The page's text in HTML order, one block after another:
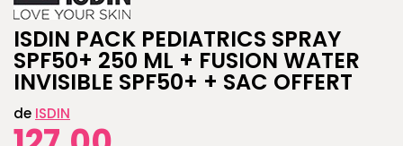
ISDIN PACK PEDIATRICS SPRAY
SPF50+ 250 ML + FUSION WATER
INVISIBLE SPF50+ + SAC OFFERT
de ISDIN